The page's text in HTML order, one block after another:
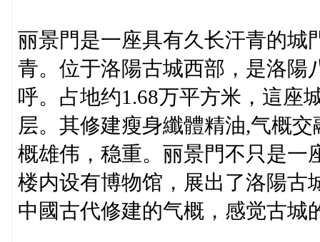
丽景門是一座具有久长汗青的城
青。位于洛陽古城西部，是洛陽
呼。占地约1.68万平方米，這座
层。其修建瘦身纖體精油,气概
概雄伟，稳重。丽景門不只是一
楼内设有博物馆，展出了洛陽古
中國古代修建的气概，感觉古城